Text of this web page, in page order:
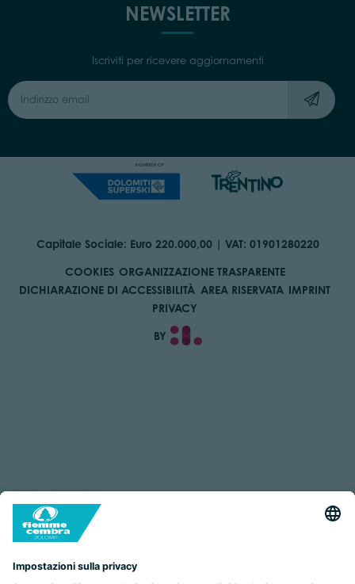
NEWSLETTER
Iscriviti per ricevere aggiornamenti
Capitale Sociale: Euro 220.000,00 | VAT: 01901280220
COOKIES ORGANIZZAZIONE TRASPARENTE
DICHIARAZIONE DI ACCESSIBILITÀ AREA RISERVATA IMPRINT
PRIVACY
BY